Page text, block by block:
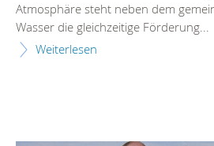
Atmosphäre steht neben dem
Wasser die gleichzeitige Förderung...
Weiterlesen